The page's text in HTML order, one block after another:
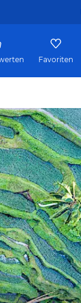
Favoriten